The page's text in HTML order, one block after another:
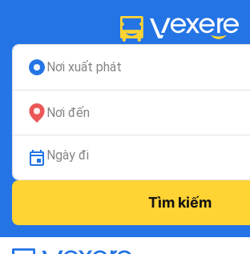
Nơi xuất phát
Nơi đến
Ngày đi
Tìm kiếm